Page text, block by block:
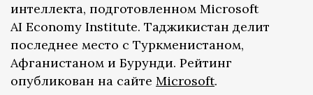
интеллекта, подготовленном Microsoft
AI Economy Institute. Таджикистан делит
последнее место с Туркменистаном,
Афганистаном и Бурунди. Рейтинг
опубликован на сайте Microsoft.